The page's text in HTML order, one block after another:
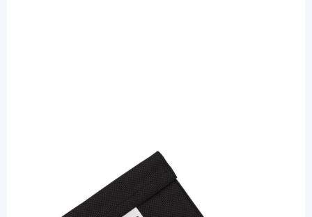
FRIO Tasche Groß Farbe Schwarz -
Kühltasche / 1 Stück